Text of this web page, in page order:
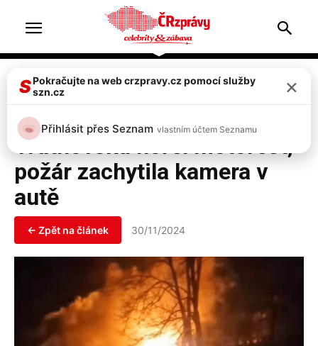
Top 2 Zprávy
VIDEO: V Dolní Kalné na
Trutnovsku hořel motorest,
požár zachytila kamera v
autě
← Zpět na článek 30/11/2024
SPokračujte na web crzpravy.cz pomocí služby
szn.cz
×
Přihlásit přes Seznam vlastním účtem Seznamu